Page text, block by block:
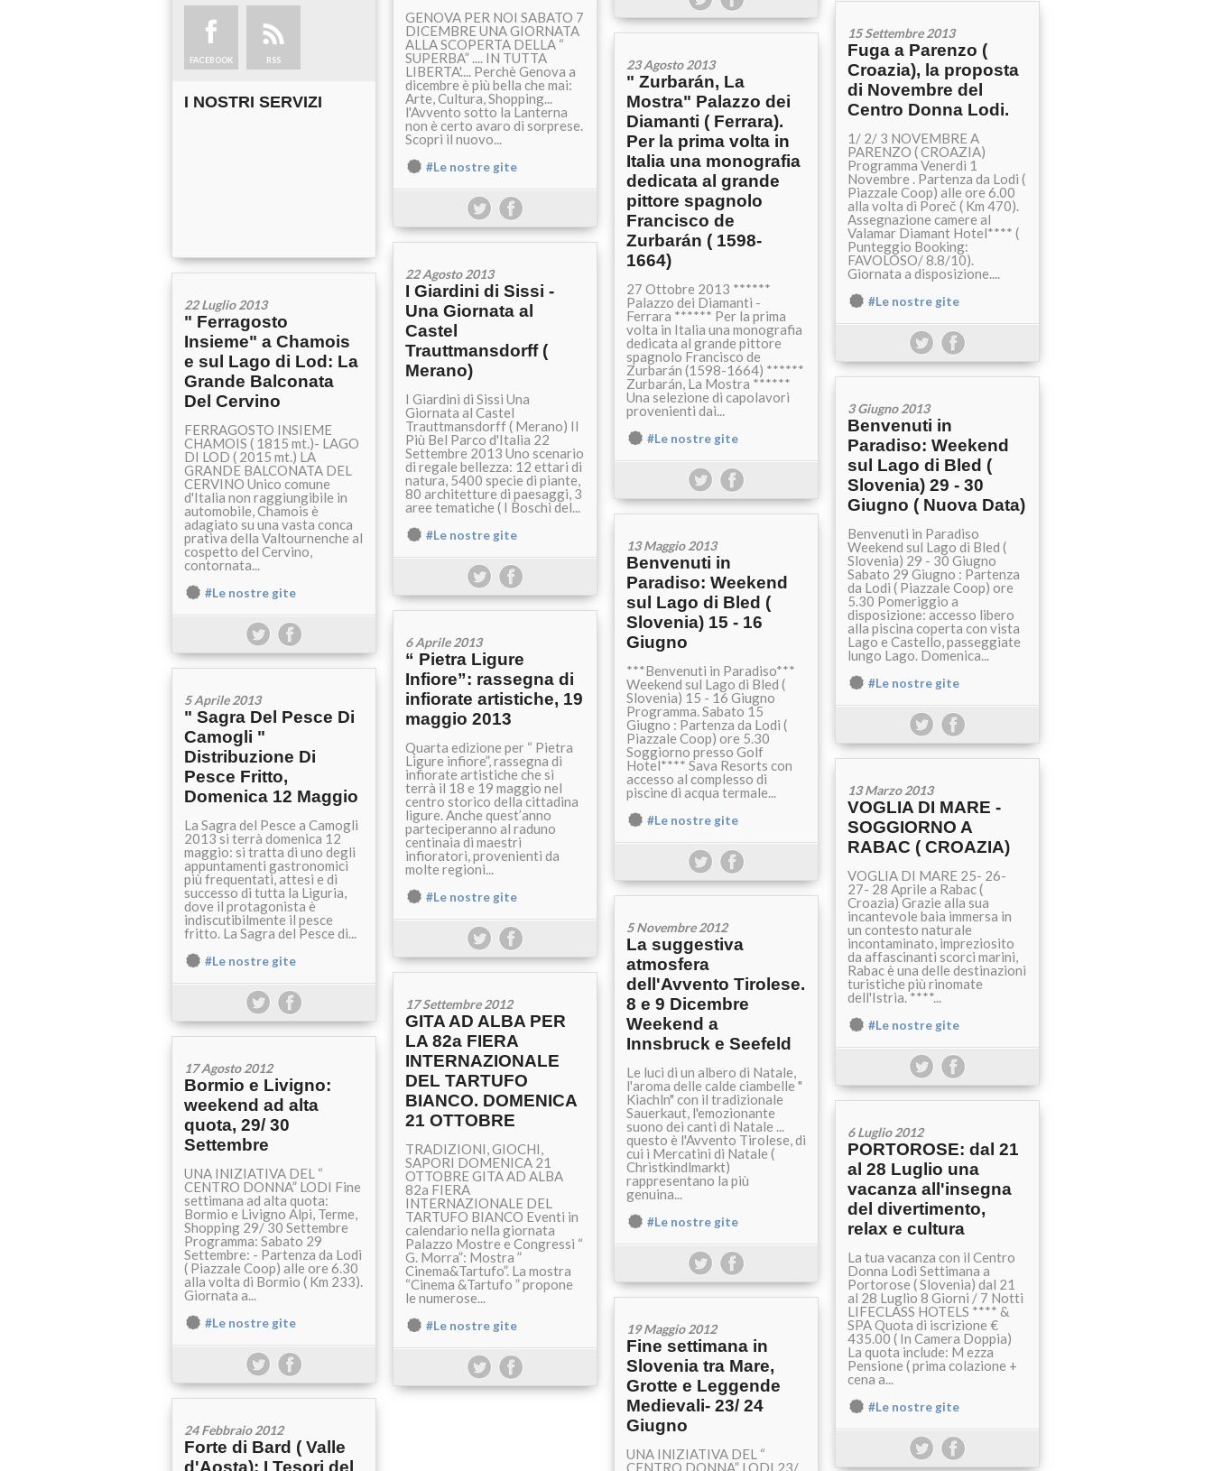
FACEBOOK RSS
I NOSTRI SERVIZI
GENOVA PER NOI SABATO 7
DICEMBRE UNA GIORNATA
ALLA SCOPERTA DELLA “
SUPERBA” .... IN TUTTA
LIBERTA'.... Perchè Genova a
dicembre è più bella che mai:
Arte, Cultura, Shopping...
l'Avvento sotto la Lanterna
non è certo avaro di sorprese.
Scopri il nuovo...
#Le nostre gite
15 Settembre 2013
Fuga a Parenzo (
Croazia), la proposta
di Novembre del
Centro Donna Lodi.
1/ 2/ 3 NOVEMBRE A
PARENZO ( CROAZIA)
Programma Venerdì 1
Novembre . Partenza da Lodi (
Piazzale Coop) alle ore 6.00
alla volta di Poreč ( Km 470).
Assegnazione camere al
Valamar Diamant Hotel**** (
Punteggio Booking:
FAVOLOSO/ 8.8/10).
Giornata a disposizione....
#Le nostre gite
23 Agosto 2013
" Zurbarán, La
Mostra" Palazzo dei
Diamanti ( Ferrara).
Per la prima volta in
Italia una monografia
dedicata al grande
pittore spagnolo
Francisco de
Zurbarán ( 1598-
1664)
27 Ottobre 2013 ******
Palazzo dei Diamanti -
Ferrara ****** Per la prima
volta in Italia una monografia
dedicata al grande pittore
spagnolo Francisco de
Zurbarán (1598-1664) ******
Zurbarán, La Mostra ******
Una selezione di capolavori
provenienti dai...
#Le nostre gite
22 Agosto 2013
I Giardini di Sissi -
Una Giornata al
Castel
Trauttmansdorff (
Merano)
I Giardini di Sissi Una
Giornata al Castel
Trauttmansdorff ( Merano) Il
Più Bel Parco d'Italia 22
Settembre 2013 Uno scenario
di regale bellezza: 12 ettari di
natura, 5400 specie di piante,
80 architetture di paesaggi, 3
aree tematiche ( I Boschi del...
#Le nostre gite
22 Luglio 2013
" Ferragosto
Insieme" a Chamois
e sul Lago di Lod: La
Grande Balconata
Del Cervino
FERRAGOSTO INSIEME
CHAMOIS ( 1815 mt.)- LAGO
DI LOD ( 2015 mt.) LA
GRANDE BALCONATA DEL
CERVINO Unico comune
d'Italia non raggiungibile in
automobile, Chamois è
adagiato su una vasta conca
prativa della Valtournenche al
cospetto del Cervino,
contornata...
#Le nostre gite
3 Giugno 2013
Benvenuti in
Paradiso: Weekend
sul Lago di Bled (
Slovenia) 29 - 30
Giugno ( Nuova Data)
Benvenuti in Paradiso
Weekend sul Lago di Bled (
Slovenia) 29 - 30 Giugno
Sabato 29 Giugno : Partenza
da Lodi ( Piazzale Coop) ore
5.30 Pomeriggio a
disposizione: accesso libero
alla piscina coperta con vista
Lago e Castello, passeggiate
lungo Lago. Domenica...
#Le nostre gite
13 Maggio 2013
Benvenuti in
Paradiso: Weekend
sul Lago di Bled (
Slovenia) 15 - 16
Giugno
***Benvenuti in Paradiso***
Weekend sul Lago di Bled (
Slovenia) 15 - 16 Giugno
Programma. Sabato 15
Giugno : Partenza da Lodi (
Piazzale Coop) ore 5.30
Soggiorno presso Golf
Hotel**** Sava Resorts con
accesso al complesso di
piscine di acqua termale...
#Le nostre gite
6 Aprile 2013
“ Pietra Ligure
Infiore”: rassegna di
infiorate artistiche, 19
maggio 2013
Quarta edizione per “ Pietra
Ligure infiore”, rassegna di
infiorate artistiche che si
terrà il 18 e 19 maggio nel
centro storico della cittadina
ligure. Anche quest’anno
parteciperanno al raduno
centinaia di maestri
infioratori, provenienti da
molte regioni...
#Le nostre gite
5 Aprile 2013
" Sagra Del Pesce Di
Camogli "
Distribuzione Di
Pesce Fritto,
Domenica 12 Maggio
La Sagra del Pesce a Camogli
2013 si terrà domenica 12
maggio: si tratta di uno degli
appuntamenti gastronomici
più frequentati, attesi e di
successo di tutta la Liguria,
dove il protagonista è
indiscutibilmente il pesce
fritto. La Sagra del Pesce di...
#Le nostre gite
13 Marzo 2013
VOGLIA DI MARE -
SOGGIORNO A
RABAC ( CROAZIA)
VOGLIA DI MARE 25- 26-
27- 28 Aprile a Rabac (
Croazia) Grazie alla sua
incantevole baia immersa in
un contesto naturale
incontaminato, impreziosito
da affascinanti scorci marini,
Rabac è una delle destinazioni
turistiche più rinomate
dell'Istria. ****...
#Le nostre gite
5 Novembre 2012
La suggestiva
atmosfera
dell'Avvento Tirolese.
8 e 9 Dicembre
Weekend a
Innsbruck e Seefeld
Le luci di un albero di Natale,
l'aroma delle calde ciambelle "
Kiachln" con il tradizionale
Sauerkaut, l'emozionante
suono dei canti di Natale ...
questo è l'Avvento Tirolese, di
cui i Mercatini di Natale (
Christkindlmarkt)
rappresentano la più
genuina...
#Le nostre gite
17 Settembre 2012
GITA AD ALBA PER
LA 82a FIERA
INTERNAZIONALE
DEL TARTUFO
BIANCO. DOMENICA
21 OTTOBRE
TRADIZIONI, GIOCHI,
SAPORI DOMENICA 21
OTTOBRE GITA AD ALBA
82a FIERA
INTERNAZIONALE DEL
TARTUFO BIANCO Eventi in
calendario nella giornata
Palazzo Mostre e Congressi “
G. Morra”: Mostra ”
Cinema&Tartufo”. La mostra
“Cinema &Tartufo ” propone
le numerose...
#Le nostre gite
17 Agosto 2012
Bormio e Livigno:
weekend ad alta
quota, 29/ 30
Settembre
UNA INIZIATIVA DEL “
CENTRO DONNA” LODI Fine
settimana ad alta quota:
Bormio e Livigno Alpi, Terme,
Shopping 29/ 30 Settembre
Programma: Sabato 29
Settembre: - Partenza da Lodi
( Piazzale Coop) alle ore 6.30
alla volta di Bormio ( Km 233).
Giornata a...
#Le nostre gite
6 Luglio 2012
PORTOROSE: dal 21
al 28 Luglio una
vacanza all'insegna
del divertimento,
relax e cultura
La tua vacanza con il Centro
Donna Lodi Settimana a
Portorose ( Slovenia) dal 21
al 28 Luglio 8 Giorni / 7 Notti
LIFECLASS HOTELS **** &
SPA Quota di iscrizione €
435.00 ( In Camera Doppia)
La quota include: M ezza
Pensione ( prima colazione +
cena a...
#Le nostre gite
19 Maggio 2012
Fine settimana in
Slovenia tra Mare,
Grotte e Leggende
Medievali- 23/ 24
Giugno
UNA INIZIATIVA DEL “
CENTRO DONNA” LODI 23/
24 Febbraio 2012
Forte di Bard ( Valle
d'Aosta): I Tesori del